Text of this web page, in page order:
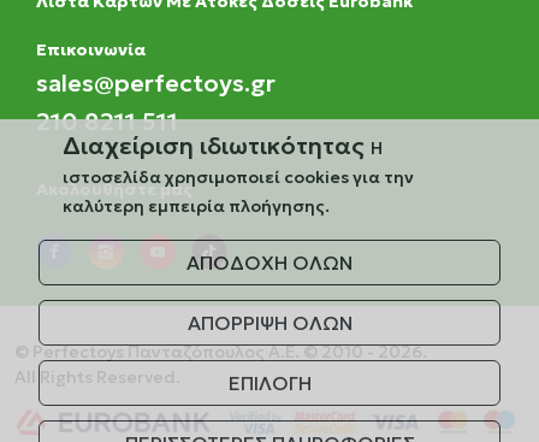
Eπικοινωνία
sales@perfectoys.gr
210 8211 511
Ακολουθήστε μας
© Perfectoys Πανταζόπουλος Α.Ε. © 2010 - 2026.
All Rights Reserved.
Διαχείριση ιδιωτικότητας Η
ιστοσελίδα χρησιμοποιεί cookies για την
καλύτερη εμπειρία πλοήγησης.
ΑΠΟΔΟΧΗ ΟΛΩΝ
ΑΠΟΡΡΙΨΗ ΟΛΩΝ
ΕΠΙΛΟΓΗ